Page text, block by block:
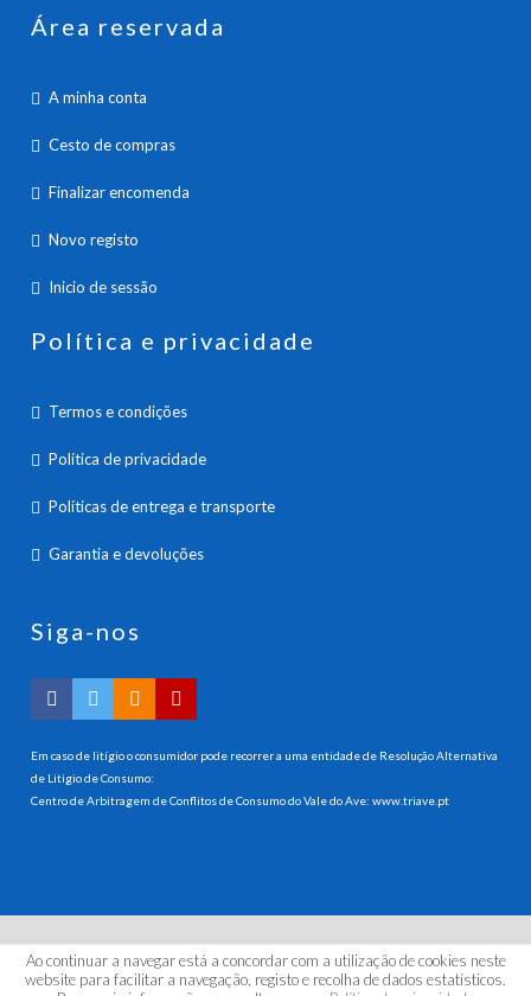
Área reservada
A minha conta
Cesto de compras
Finalizar encomenda
Novo registo
Inicio de sessão
Política e privacidade
Termos e condições
Política de privacidade
Políticas de entrega e transporte
Garantia e devoluções
Siga-nos
Em caso de litígio o consumidor pode recorrer a uma entidade de Resolução Alternativa
de Litigio de Consumo:
Centro de Arbitragem de Conflitos de Consumo do Vale do Ave:www.triave.pt
© 2026 HANNA INSTRUMENTS PORTUGAL, LDA. Todos os
direitos reservados.
Ao continuar a navegar está a concordar com a utilização de cookies neste
website para facilitar a navegação, registo e recolha de dados estatísticos.